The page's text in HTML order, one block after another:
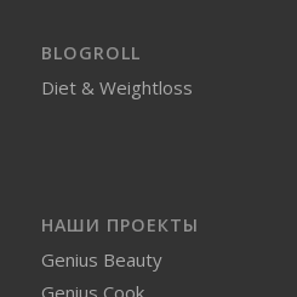
BLOGROLL
Diet & Weightloss
НАШИ ПРОЕКТЫ
Genius Beauty
Genius Cook